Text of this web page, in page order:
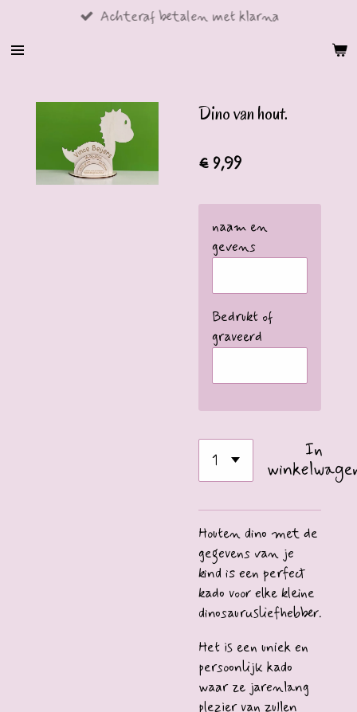
naar
Achteraf betalen met klarna
Dino van hout.
€ 9,99
naam en
gevens
Bedrukt of
graveerd
In
Houten dino met de
gegevens van je
kind is een perfect
kado voor elke kleine
dinosaurusliefhebber.
Het is een uniek en
persoonlijk kado
waar ze jarenlang
plezier van zullen